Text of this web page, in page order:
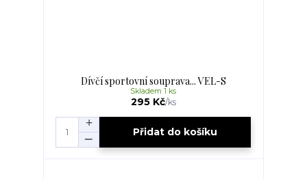
Dívčí sportovní souprava... VEL-S
295 Kč/ks
Skladem 1 ks
Přidat do košíku